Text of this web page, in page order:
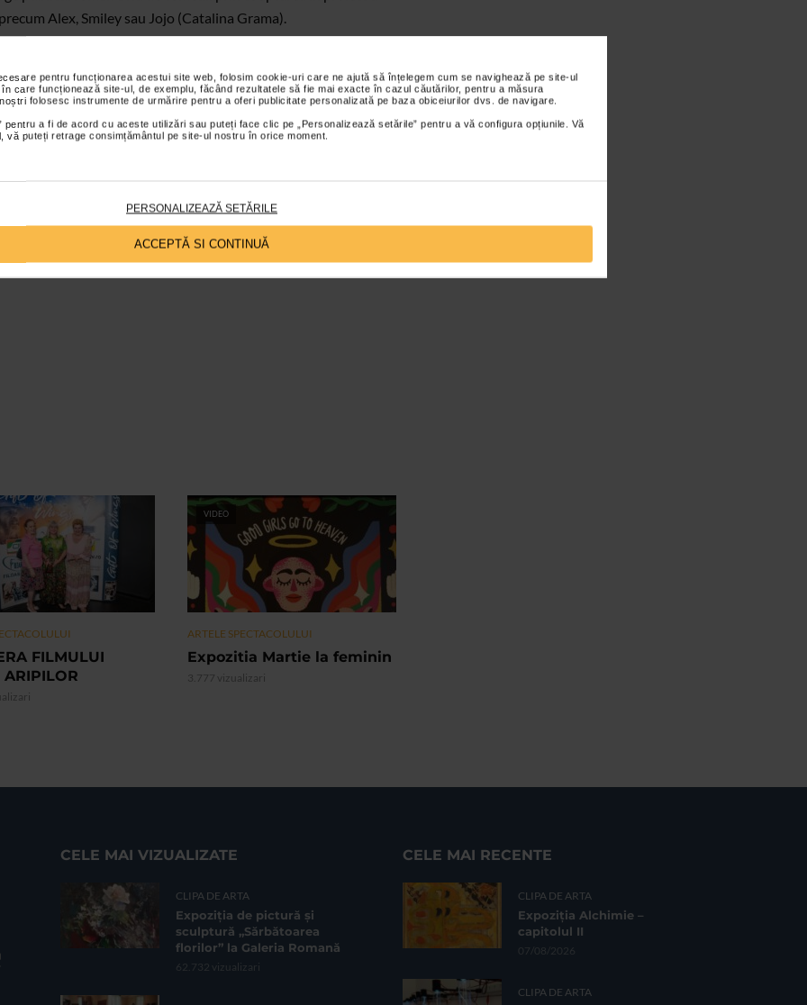
pentru funcționarea acestui site web, folosim cookie-uri care ne ajută să înțelegem cum se navighează pe site-ul
care funcționează site-ul, de exemplu, făcând rezultatele să fie mai exacte în cazul căutărilor, pentru a măsura
folosesc instrumente de urmărire pentru a oferi publicitate personalizată pe baza obiceiurilor dvs. de navigare.
pentru a fi de acord cu aceste utilizări sau puteți face clic pe „Personalizează setările” pentru a vă configura opțiunile. Vă
vă puteți retrage consimțământul pe site-ul nostru în orice moment.
PERSONALIZEAZĂ SETĂRILE
ACCEPTĂ SI CONTINUĂ
Alex, Smiley sau Jojo (Catalina Grama).
Grama, Razvan Vasilescu
FILMULUI
ARIPILOR
VIDEO
ARTELE SPECTACOLULUI
Expozitia Martie la feminin
3.777 vizualizari
CELE MAI VIZUALIZATE
CLIPA DE ARTA
Expoziția de pictură și
sculptură „Sărbătoarea
florilor” la Galeria Romană
62.732 vizualizari
CELE MAI RECENTE
CLIPA DE ARTA
Expoziția Alchimie –
capitolul II
07/08/2026
CLIPA DE ARTA